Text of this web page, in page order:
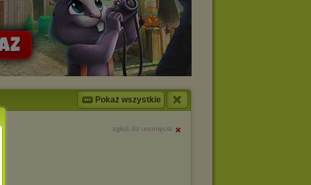
Pokaż wszystkie
zgłoś do usunięcia